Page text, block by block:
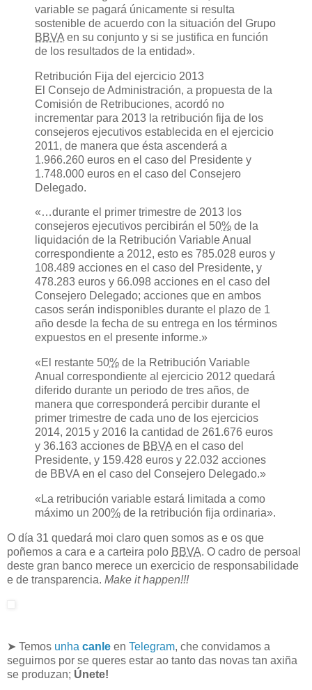
variable se pagará únicamente si resulta
sostenible de acuerdo con la situación del Grupo
BBVA en su conjunto y si se justifica en función
de los resultados de la entidad».
Retribución Fija del ejercicio 2013
El Consejo de Administración, a propuesta de la
Comisión de Retribuciones, acordó no
incrementar para 2013 la retribución fija de los
consejeros ejecutivos establecida en el ejercicio
2011, de manera que ésta ascenderá a
1.966.260 euros en el caso del Presidente y
1.748.000 euros en el caso del Consejero
Delegado.
«…durante el primer trimestre de 2013 los
consejeros ejecutivos percibirán el 50% de la
liquidación de la Retribución Variable Anual
correspondiente a 2012, esto es 785.028 euros y
108.489 acciones en el caso del Presidente, y
478.283 euros y 66.098 acciones en el caso del
Consejero Delegado; acciones que en ambos
casos serán indisponibles durante el plazo de 1
año desde la fecha de su entrega en los términos
expuestos en el presente informe.»
«El restante 50% de la Retribución Variable
Anual correspondiente al ejercicio 2012 quedará
diferido durante un periodo de tres años, de
manera que corresponderá percibir durante el
primer trimestre de cada uno de los ejercicios
2014, 2015 y 2016 la cantidad de 261.676 euros
y 36.163 acciones de BBVA en el caso del
Presidente, y 159.428 euros y 22.032 acciones
de BBVA en el caso del Consejero Delegado.»
« La retribución variable estará limitada a como
máximo un 200% de la retribución fija ordinaria».
O día 31 quedará moi claro quen somos as e os que
poñemos a cara e a carteira polo BBVA. O cadro de persoal
deste gran banco merece un exercicio de responsabilidade
e de transparencia. Make it happen!!!
➤ Temos unha canle en Telegram, che convidamos a
seguirnos por se queres estar ao tanto das novas tan axiña
se produzan; Únete!